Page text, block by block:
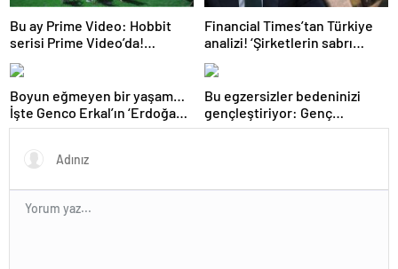
Bu ay Prime Video: Hobbit
serisi Prime Video’da!
Vinci Şifresi, Arda Turan:
Yüzleşme ve daha fazlası…
Financial Times’tan Türkiye
analizi! ‘Şirketlerin sabrı
Boyun eğmeyen bir yaşam…
İşte Genco Erkal’ın ‘Erdoğan’a
hakaret’ savunması: Sürüden
Bu egzersizler bedeninizi
gençleştiriyor: Genç
kalmanın anahtarı olan 8